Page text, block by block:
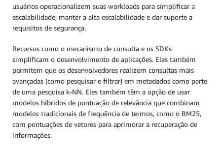
usuários operacionalizem suas workloads para simplificar a
escalabilidade, manter a alta escalabilidade e dar suporte a
requisitos de segurança.
Recursos como o mecanismo de consulta e os SDKs
simplificam o desenvolvimento de aplicações. Eles também
permitem que os desenvolvedores realizem consultas mais
avançadas (como pesquisar e filtrar) em metadados como parte
de uma pesquisa k-NN. Eles também têm a opção de usar
modelos híbridos de pontuação de relevância que combinam
modelos tradicionais de frequência de termos, como o BM25,
com pontuações de vetores para aprimorar a recuperação de
informações.